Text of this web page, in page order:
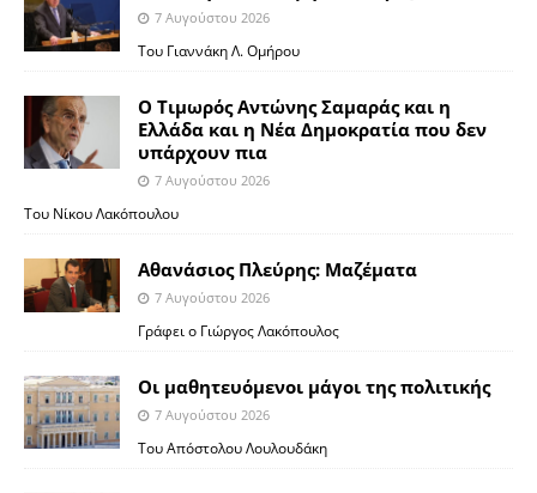
7 Αυγούστου 2026
Του Γιαννάκη Λ. Ομήρου
Ο Τιμωρός Αντώνης Σαμαράς και η
Ελλάδα και η Νέα Δημοκρατία που δεν
υπάρχουν πια
7 Αυγούστου 2026
Του Νίκου Λακόπουλου
Αθανάσιος Πλεύρης: Μαζέματα
7 Αυγούστου 2026
Γράφει ο Γιώργος Λακόπουλος
Οι μαθητευόμενοι μάγοι της πολιτικής
7 Αυγούστου 2026
Του Απόστολου Λουλουδάκη